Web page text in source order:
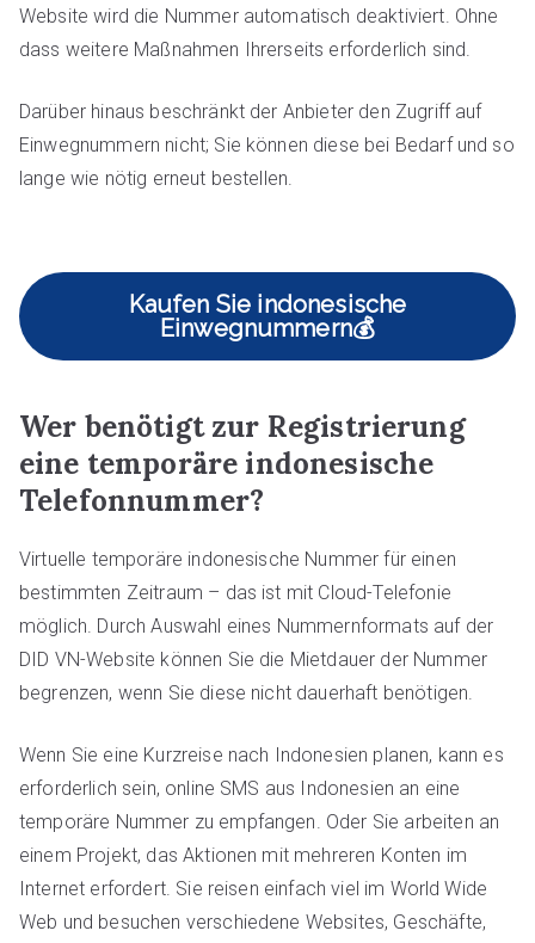
Website wird die Nummer automatisch deaktiviert. Ohne
dass weitere Maßnahmen Ihrerseits erforderlich sind.
Darüber hinaus beschränkt der Anbieter den Zugriff auf
Einwegnummern nicht; Sie können diese bei Bedarf und so
lange wie nötig erneut bestellen.
Kaufen Sie indonesische
Einwegnummern💰
Wer benötigt zur Registrierung
eine temporäre indonesische
Telefonnummer?
Virtuelle temporäre indonesische Nummer für einen
bestimmten Zeitraum – das ist mit Cloud-Telefonie
möglich. Durch Auswahl eines Nummernformats auf der
DID VN-Website können Sie die Mietdauer der Nummer
begrenzen, wenn Sie diese nicht dauerhaft benötigen.
Wenn Sie eine Kurzreise nach Indonesien planen, kann es
erforderlich sein, online SMS aus Indonesien an eine
temporäre Nummer zu empfangen. Oder Sie arbeiten an
einem Projekt, das Aktionen mit mehreren Konten im
Internet erfordert. Sie reisen einfach viel im World Wide
Web und besuchen verschiedene Websites, Geschäfte,